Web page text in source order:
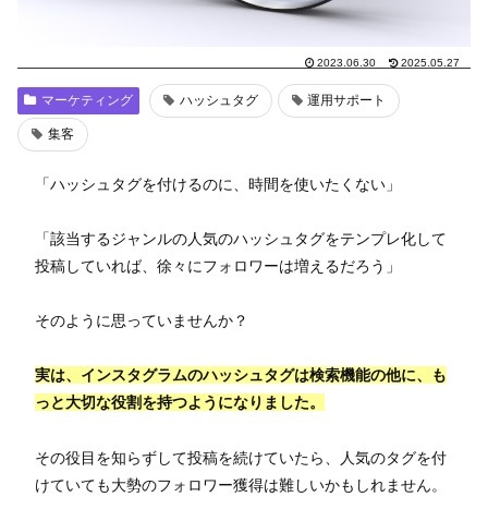
2023.06.30 2025.05.27
マーケティング ハッシュタグ 運用サポート
集客
「ハッシュタグを付けるのに、時間を使いたくない」
「該当するジャンルの人気のハッシュタグをテンプレ化して
投稿していれば、徐々にフォロワーは増えるだろう」
そのように思っていませんか？
実は、インスタグラムのハッシュタグは検索機能の他に、も
っと大切な役割を持つようになりました。
その役目を知らずして投稿を続けていたら、人気のタグを付
けていても大勢のフォロワー獲得は難しいかもしれません。